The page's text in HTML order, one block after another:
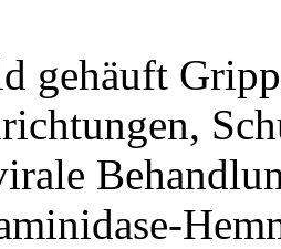
gehäuft